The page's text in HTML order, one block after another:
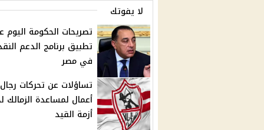
لا يفوتك
تصريحات الحكومة اليوم
تطبيق برنامج الدعم
في مصر
تساؤلات عن تحركات رجال
أعمال لمساعدة الزمالك
أزمة القيد